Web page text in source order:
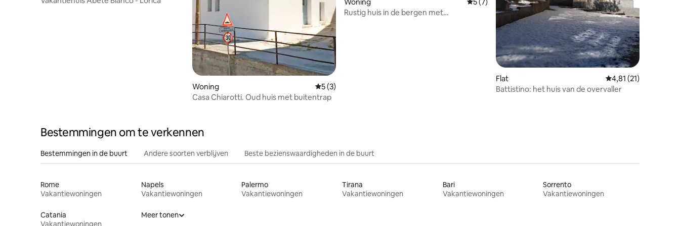
Woning Gemiddelde beoordeling van 5 op 5, 3 recensies
5 (3)
Casa Chiarotti. Oud huis met buitentrap
Woning Gemiddelde beoordeling van 5 op 5, 7 recensies
5 (7)
Rustig huis in de bergen met
Flat Gemiddelde
4,81 (21)
Battistino: het huis van de overvaller
Bestemmingen om te verkennen
Bestemmingen in de buurt Andere soorten verblijven Beste bezienswaardigheden in de buurt
Rome
Vakantiewoningen
Napels
Vakantiewoningen
Palermo
Vakantiewoningen
Tirana
Vakantiewoningen
Bari
Vakantiewoningen
Sorrento
Vakantiewoningen
Catania
Vakantiewoningen
Meer tonen